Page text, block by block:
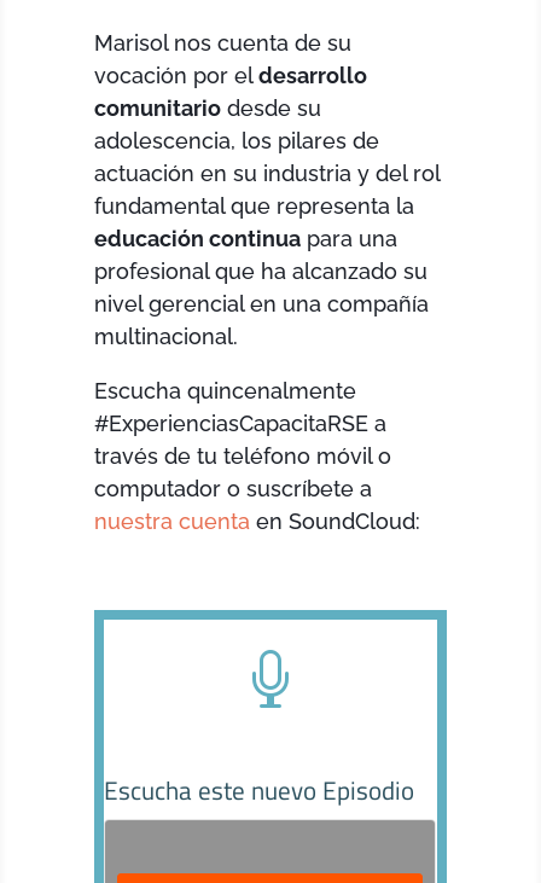
Marisol nos cuenta de su
vocación por eldesarrollo
comunitario desde su
adolescencia, los pilares de
actuación en su industria y del rol
fundamental que representa la
educación continua para una
profesional que ha alcanzado su
nivel gerencial en una compañía
multinacional.
Escucha quincenalmente
#ExperienciasCapacitaRSE a
través de tu teléfono móvil o
computador o suscríbete a
nuestra cuenta en SoundCloud:

Escucha este nuevo Episodio